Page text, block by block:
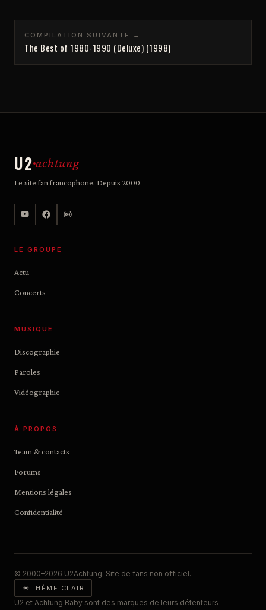
COMPILATION SUIVANTE →
The Best of 1980-1990 (Deluxe) (1998)
U2 achtung
Le site fan francophone. Depuis 2000
LE GROUPE
Actu
Concerts
MUSIQUE
Discographie
Paroles
Vidéographie
À PROPOS
Team & contacts
Forums
Mentions légales
Confidentialité
© 2000–2026 U2Achtung. Site de fans non officiel.
☀ THÈME CLAIR
U2 et Achtung Baby sont des marques de leurs détenteurs